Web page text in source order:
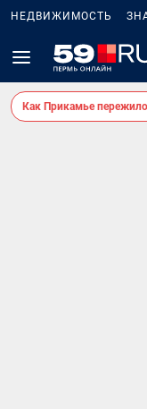
НЕДВИЖИМОСТЬ
Как Прикамье